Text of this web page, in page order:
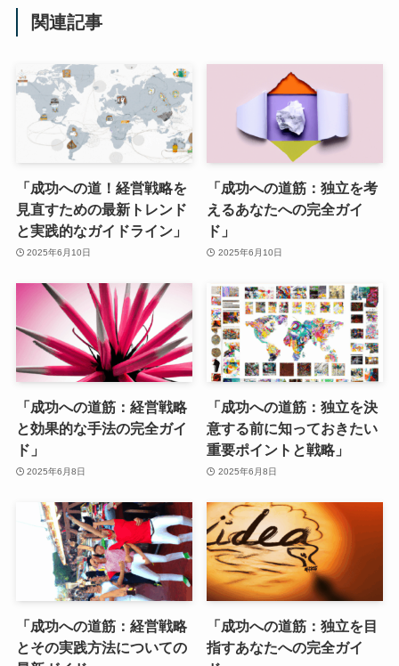
関連記事
「成功への道！経営戦略を
見直すための最新トレンド
と実践的なガイドライン」
2025年6月10日
「成功への道筋：独立を考
えるあなたへの完全ガイ
ド」
2025年6月10日
「成功への道筋：経営戦略
と効果的な手法の完全ガイ
ド」
2025年6月8日
「成功への道筋：独立を決
意する前に知っておきたい
重要ポイントと戦略」
2025年6月8日
「成功への道筋：経営戦略
とその実践方法についての
「成功への道筋：独立を目
指すあなたへの完全ガイ